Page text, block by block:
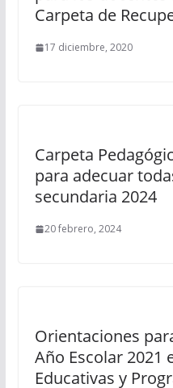
Carpeta de
17 diciembre, 2020
Carpeta
para adecuar
secundaria 2024
20 febrero, 2024
Orientaciones
Año Escolar 2021
Educativas y